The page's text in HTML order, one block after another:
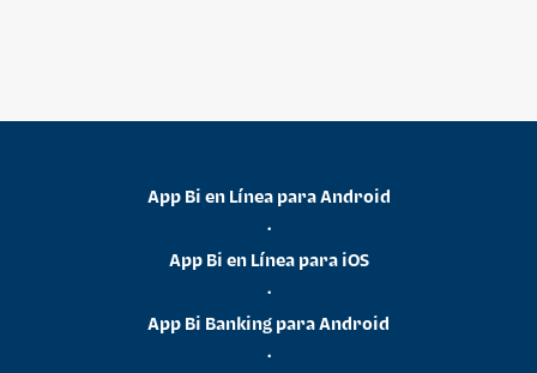
App Bi en Línea para Android
•
App Bi en Línea para iOS
•
App Bi Banking para Android
•